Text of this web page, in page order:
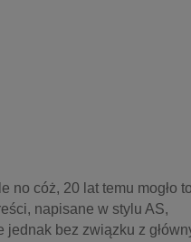
no cóż, 20 lat temu mogło
napisane w stylu AS,
bez związku z